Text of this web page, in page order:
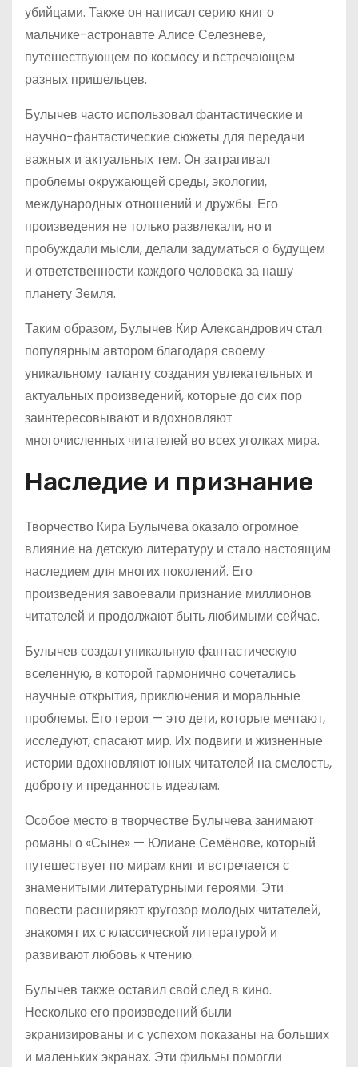
убийцами. Также он написал серию книг о
мальчике-астронавте Алисе Селезневе,
путешествующем по космосу и встречающем
разных пришельцев.
Булычев часто использовал фантастические и
научно-фантастические сюжеты для передачи
важных и актуальных тем. Он затрагивал
проблемы окружающей среды, экологии,
международных отношений и дружбы. Его
произведения не только развлекали, но и
пробуждали мысли, делали задуматься о будущем
и ответственности каждого человека за нашу
планету Земля.
Таким образом, Булычев Кир Александрович стал
популярным автором благодаря своему
уникальному таланту создания увлекательных и
актуальных произведений, которые до сих пор
заинтересовывают и вдохновляют
многочисленных читателей во всех уголках мира.
Наследие и признание
Творчество Кира Булычева оказало огромное
влияние на детскую литературу и стало настоящим
наследием для многих поколений. Его
произведения завоевали признание миллионов
читателей и продолжают быть любимыми сейчас.
Булычев создал уникальную фантастическую
вселенную, в которой гармонично сочетались
научные открытия, приключения и моральные
проблемы. Его герои — это дети, которые мечтают,
исследуют, спасают мир. Их подвиги и жизненные
истории вдохновляют юных читателей на смелость,
доброту и преданность идеалам.
Особое место в творчестве Булычева занимают
романы о «Сыне» — Юлиане Семёнове, который
путешествует по мирам книг и встречается с
знаменитыми литературными героями. Эти
повести расширяют кругозор молодых читателей,
знакомят их с классической литературой и
развивают любовь к чтению.
Булычев также оставил свой след в кино.
Несколько его произведений были
экранизированы и с успехом показаны на больших
и маленьких экранах. Эти фильмы помогли